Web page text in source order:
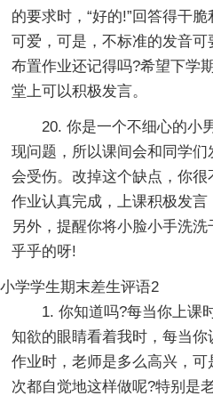
的要求时，“好的!”回答得干
可爱，可是，不标准的发音
布置作业还记得吗?希望下学
堂上可以积极发言。
20. 你是一个不细心的小
现问题，所以课间会和同学
会受伤。改掉这个缺点，你很
作业认真完成，上课积极发言
另外，提醒你将小脸小手洗
乎乎的呀!
小学学生期末差生评语2
1. 你知道吗?每当你上课
知欲的眼睛看着我时，每当
作业时，老师是多么高兴，
次都自觉地这样做呢?特别是